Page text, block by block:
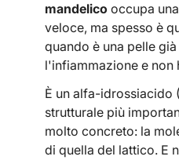
mandelico occupa
veloce, ma spesso è
quando è una pelle
l'infiammazione e non
È un alfa-idrossiacido
strutturale più
molto concreto: la
di quella del lattico. E